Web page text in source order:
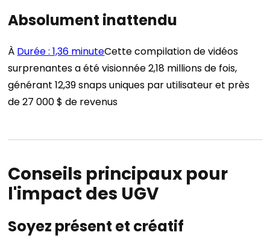
Absolument inattendu
À Durée : 1,36 minuteCette compilation de vidéos
surprenantes a été visionnée 2,18 millions de fois,
générant 12,39 snaps uniques par utilisateur et près
de 27 000 $ de revenus
Conseils principaux pour
l'impact des UGV
Soyez présent et créatif